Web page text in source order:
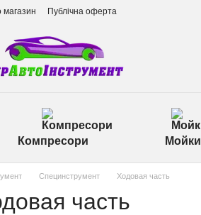
магазин Публічна оферта
Компресори Мойки
Специнструмент Ходовая часть
часть